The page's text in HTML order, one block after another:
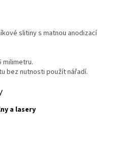
slitiny s matnou anodizací
milimetru.
bez nutnosti použít nářadí.
a lasery